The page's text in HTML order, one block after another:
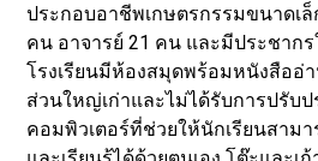
ประกอบอาชีพเกษตรกรรมขนาดเ
คน อาจารย์ 21 คน และมีประชาก
โรงเรียนมีห้องสมุดพร้อมหนังสืออ่
ส่วนใหญ่เก่าและไม่ได้รับการปรับ
คอมพิวเตอร์ที่ช่วยให้นักเรียนสาม